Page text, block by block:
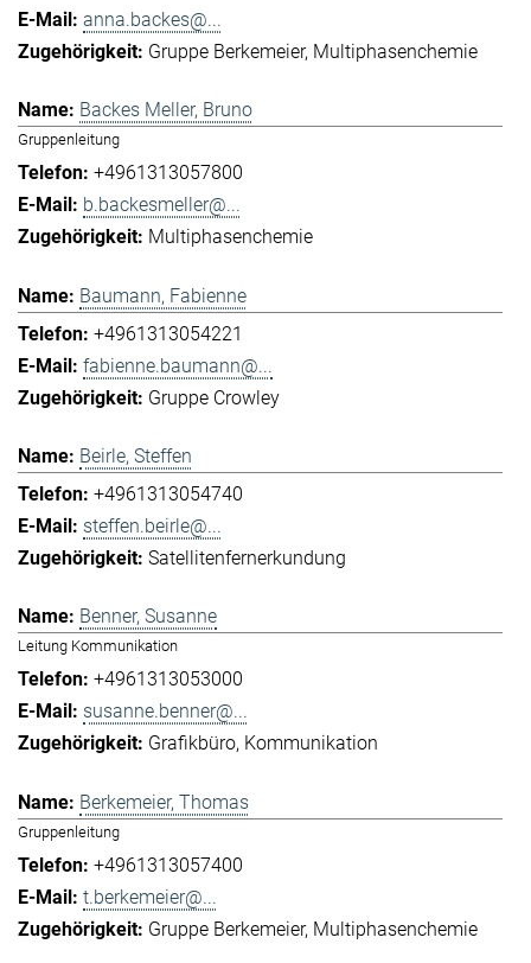
anna.backes@...
Gruppe Berkemeier Multiphasenchemie
Backes Meller, Bruno
Gruppenleitung
+4961313057800
b.backesmeller@...
Multiphasenchemie
Baumann, Fabienne
+4961313054221
fabienne.baumann@...
Gruppe Crowley
Beirle, Steffen
+4961313054740
steffen.beirle@...
Satellitenfernerkundung
Benner, Susanne
Leitung Kommunikation
+4961313053000
susanne.benner@...
Grafikbüro Kommunikation
Berkemeier, Thomas
Gruppenleitung
+4961313057400
t.berkemeier@...
Gruppe Berkemeier Multiphasenchemie